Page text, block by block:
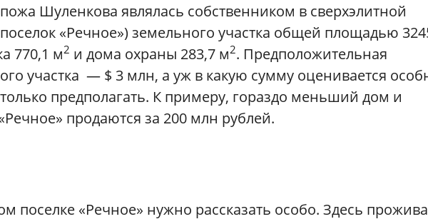
Шуленкова являлась собственником в сверхэлитной
«Речное») земельного участка общей площадью
770,1 м2 и дома охраны 283,7 м2. Предположительная
участка — $ 3 млн, а уж в какую сумму оценивается
предполагать. К примеру, гораздо меньший дом и
продаются за 200 млн рублей.
поселке «Речное» нужно рассказать особо. Здесь